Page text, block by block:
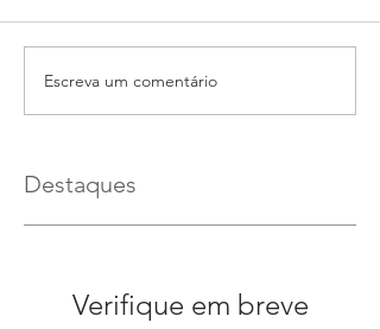
Escreva um comentário
Destaques
Verifique em breve